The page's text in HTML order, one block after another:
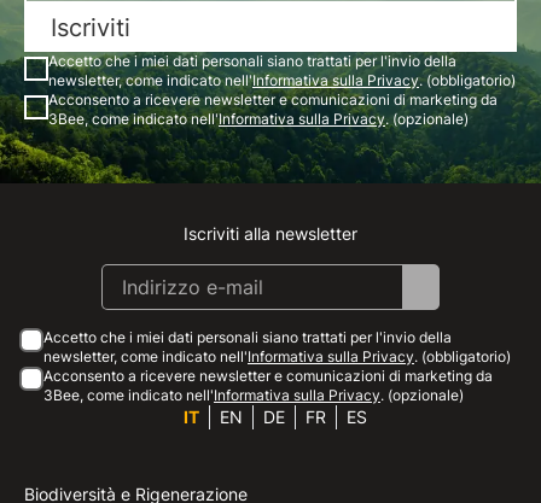
Iscriviti
Accetto che i miei dati personali siano trattati per l'invio della
newsletter, come indicato nell'Informativa sulla Privacy. (obbligatorio)
Acconsento a ricevere newsletter e comunicazioni di marketing da
3Bee, come indicato nell'Informativa sulla Privacy. (opzionale)
Instagram
Facebook
Linkedin
Youtube
Iscriviti alla newsletter
Accetto che i miei dati personali siano trattati per l'invio della
newsletter, come indicato nell'Informativa sulla Privacy. (obbligatorio)
Acconsento a ricevere newsletter e comunicazioni di marketing da
3Bee, come indicato nell'Informativa sulla Privacy. (opzionale)
IT EN DE FR ES
Biodiversità e Rigenerazione